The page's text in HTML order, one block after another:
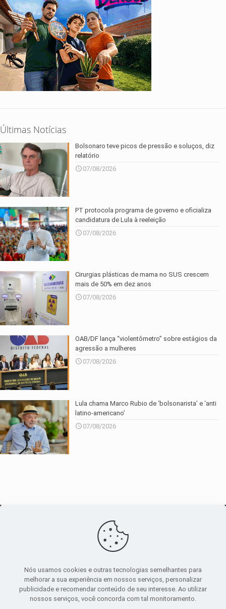
Últimas Notícias
Bolsonaro teve picos de pressão e soluços, diz
relatório
07/08/2026
PT protocola programa de governo e oficializa
candidatura de Lula à reeleição
07/08/2026
Cirurgias plásticas de mama no SUS crescem
mais de 50% em dez anos
07/08/2026
OAB/DF lança “violentômetro” sobre estágios da
agressão a mulheres
07/08/2026
Lula chama Marco Rubio de ‘bolsonarista’ e ‘anti
latino-americano’
07/08/2026
canal de notícias
Sobre|Política Privacidade|Termos de uso
Nós usamos cookies e outras tecnologias semelhantes para
melhorar a sua experiência em nossos serviços, personalizar
publicidade e recomendar conteúdo de seu interesse. Ao utilizar
nossos serviços, você concorda com tal monitoramento.